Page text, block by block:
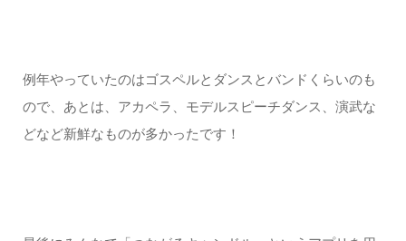
例年やっていたのはゴスペルとダンスとバンドくらいのも
ので、あとは、アカペラ、モデルスピーチダンス、演武な
どなど新鮮なものが多かったです！